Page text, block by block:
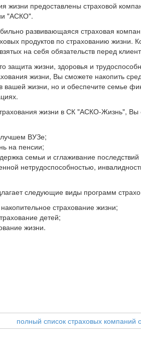
жизни предоставлены страховой
"АСКО".
развивающаяся страховая
продуктов по страхованию жизни.
на себя обязательств перед
защита жизни, здоровья и
жизни, Вы сможете накопить
вашей жизни, но и обеспечите семье
жизни в СК "АСКО-Жизнь", Вы
ВУЗе;
на пенсии;
семьи и сглаживание
нетрудоспособностью,
следующие виды программ
страхование жизни;
детей;
жизни.
полный список страховых компаний